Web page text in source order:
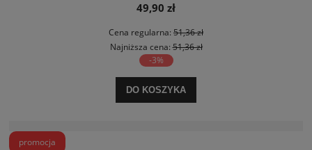
49,90 zł
Cena regularna: 51,36 zł
Najniższa cena:51,36 zł
-3%
DO KOSZYKA
promocja